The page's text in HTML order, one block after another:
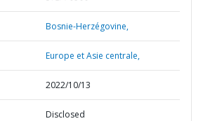
Bosnie-Herzégovine,
Europe et Asie centrale,
2022/10/13
Disclosed